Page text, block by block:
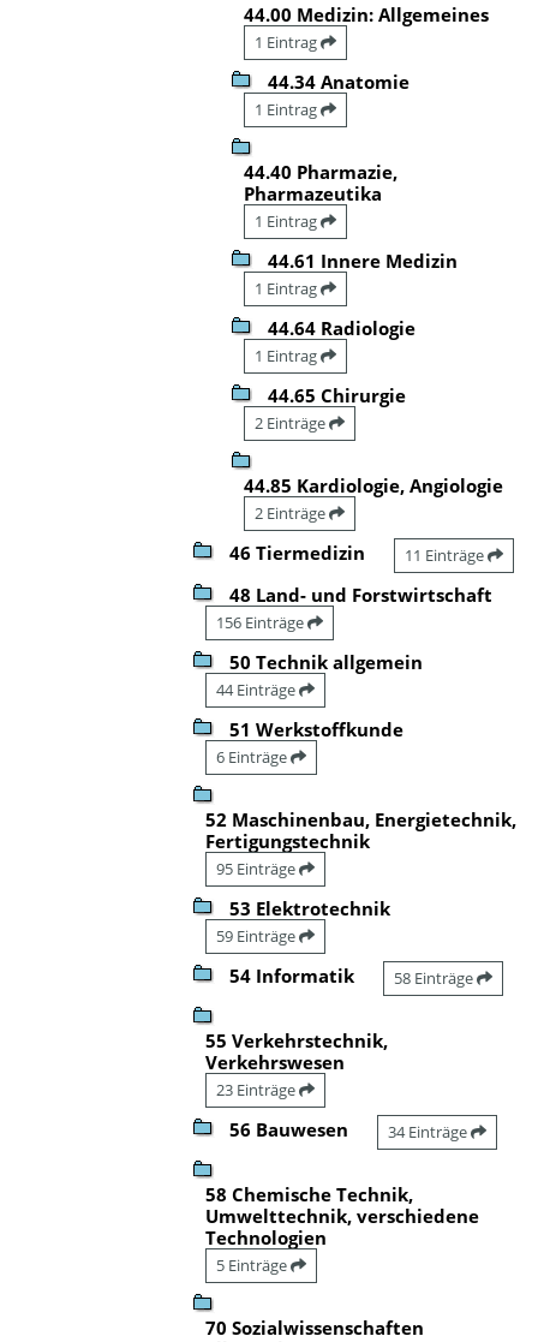
44.00 Medizin: Allgemeines
1 Eintrag
44.34 Anatomie
1 Eintrag
44.40 Pharmazie,
Pharmazeutika
1 Eintrag
44.61 Innere Medizin
1 Eintrag
44.64 Radiologie
1 Eintrag
44.65 Chirurgie
2 Einträge
44.85 Kardiologie, Angiologie
2 Einträge
46 Tiermedizin 11 Einträge
48 Land- und Forstwirtschaft
156 Einträge
50 Technik allgemein
44 Einträge
51 Werkstoffkunde
6 Einträge
52 Maschinenbau, Energietechnik,
Fertigungstechnik
95 Einträge
53 Elektrotechnik
59 Einträge
54 Informatik 58 Einträge
55 Verkehrstechnik,
Verkehrswesen
23 Einträge
56 Bauwesen 34 Einträge
58 Chemische Technik,
Umwelttechnik, verschiedene
Technologien
5 Einträge
70 Sozialwissenschaften